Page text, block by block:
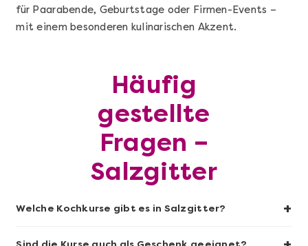
Geschenkbox 100€
für Paarabende, Geburtstage oder Firmen-Events –
mit einem besonderen kulinarischen Akzent.
Häufig
gestellte
Fragen –
Salzgitter
Welche Kochkurse gibt es in Salzgitter? +